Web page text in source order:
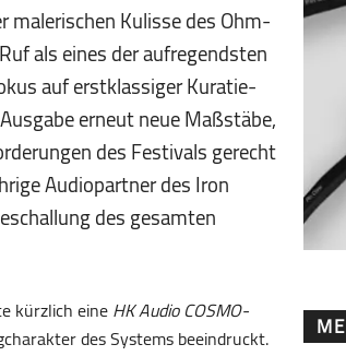
malerischen Kulisse des Ohm­
als eines der aufregendsten
auf erstklassiger Kura­tie­
erneut neue Maßstäbe,
des Festivals gerecht
Audio­part­ner des Iron
des gesamten
kürzlich eineHK Audio COSMO-
des Systems beeindruckt.